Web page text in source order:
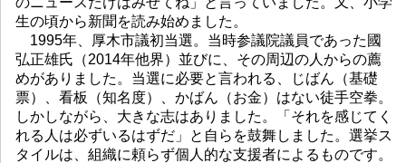
生の頃から新聞を読み始めました。
1995年、厚木市議初当選。当時参議院議員であった國
弘正雄氏（2014年他界）並びに、その周辺の人からの薦
めがありました。当選に必要と言われる、じばん（基礎
票）、看板（知名度）、かばん（お金）はない徒手空拳。
しかしながら、大きな志はありました。「それを感じてく
れる人は必ずいるはずだ」と自らを鼓舞しました。選挙ス
タイルは、組織に頼らず個人的な支援者によるものです。